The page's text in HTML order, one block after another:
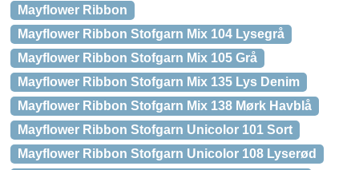
Mayflower Ribbon
Mayflower Ribbon Stofgarn Mix 104 Lysegrå
Mayflower Ribbon Stofgarn Mix 105 Grå
Mayflower Ribbon Stofgarn Mix 135 Lys Denim
Mayflower Ribbon Stofgarn Mix 138 Mørk Havblå
Mayflower Ribbon Stofgarn Unicolor 101 Sort
Mayflower Ribbon Stofgarn Unicolor 108 Lyserød